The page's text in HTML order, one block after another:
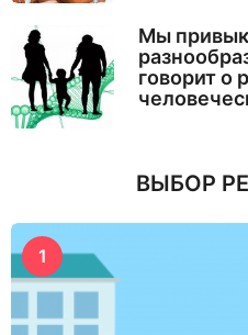
Мы
говорит о
ВЫБОР
1